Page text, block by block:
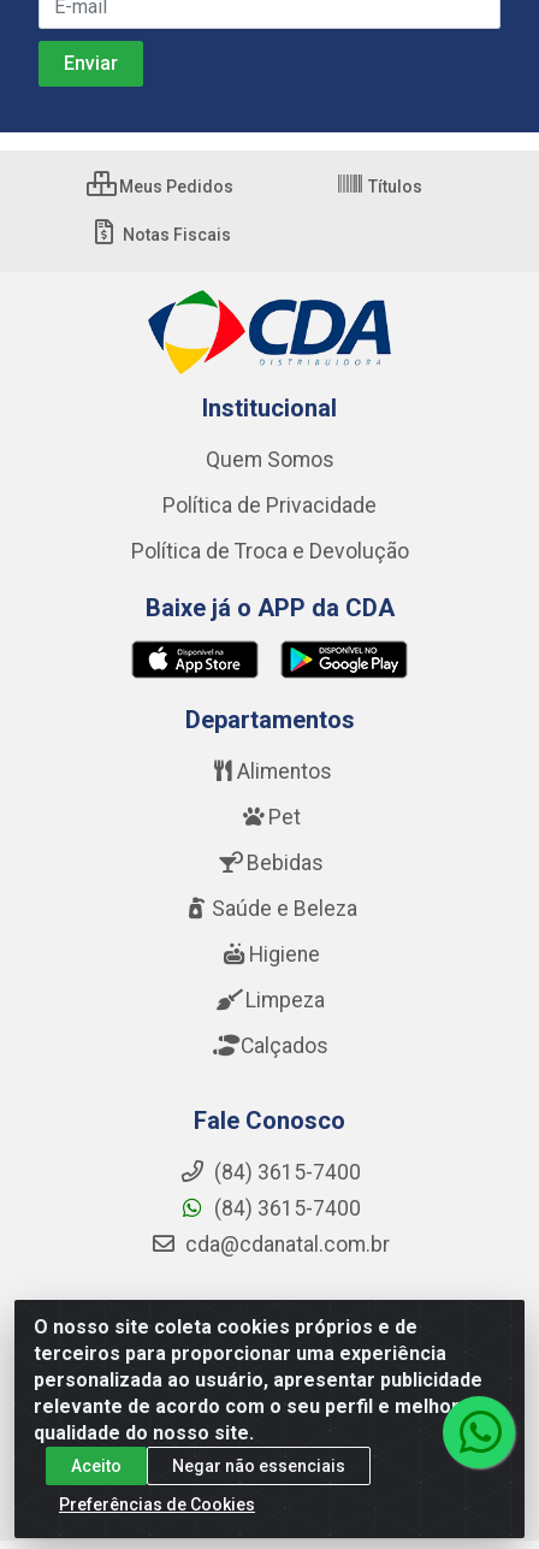
O nosso site coleta cookies próprios e de
terceiros para proporcionar uma experiência
personalizada ao usuário, apresentar publicidade
relevante de acordo com o seu perfil e melhorar a
qualidade do nosso site.
Aceito
Negar não essenciais
Preferências de Cookies
Meus Pedidos Títulos
Notas Fiscais
Institucional
Quem Somos
Política de Privacidade
Política de Troca e Devolução
Baixe já o APP da CDA
Departamentos
Alimentos
Pet
Bebidas
Saúde e Beleza
Higiene
Limpeza
Calçados
Fale Conosco
(84) 3615-7400
(84) 3615-7400
cda@cdanatal.com.br
CDA Distribuidora - Avenida Abel Cabral, 1090 - Nova
Parnamirim, Parnamirim/RN - CEP 59.151-250 - CNPJ
02.275.901/0001-11